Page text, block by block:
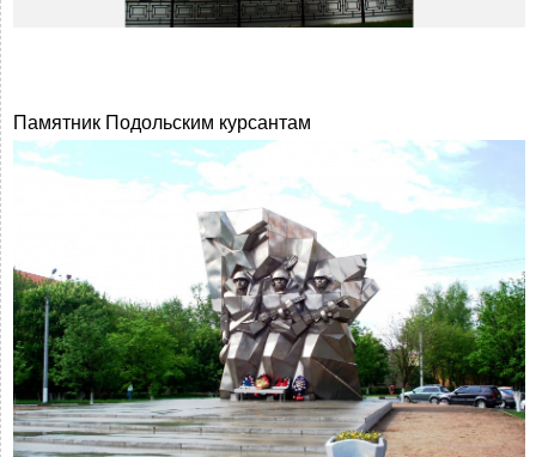
Памятник Подольским курсантам